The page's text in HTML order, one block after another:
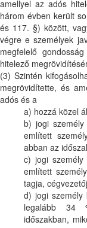
amellyel az adós
három évben került
és 117. §) között,
végre e személyek
megfelelő
hitelező
(3) Szintén
megrövidítette, és
adós és a
a) hozzá közel
b) jogi
említett
abban az
c) jogi
említett
tagja,
d) jogi személy
legalább 34
időszakban,